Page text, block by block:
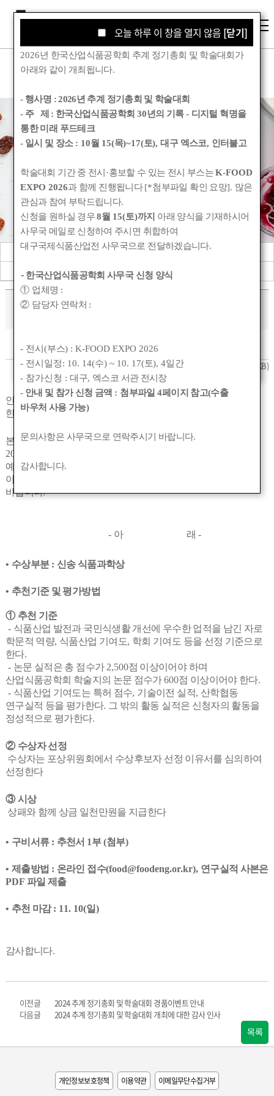
학회소식
Korean Society for Food Engineering
공지사항
관련기관소식
회원동정
2024 신송 식품과학상 수상후보자 추천 안내
작성자 :관리자 작성일 :2024-10-24 20:14
[신송 식품과학상] 추천서 양식.hwp
(0KB)
안녕하세요
한국산업식품공학회입니다
본 학회에서는 정관 제4조 4항 및 포상위원회 규정에 따라
2024
예정이오니,
아래 사항에 의거하여 적합한 후보자를 추천하여 주시기
바랍니다.
- 아 래-
• 수상부분 : 신송 식품과학상
• 추천기준 및 평가방법
① 추천 기준
- 식품산업 발전과 국민식생활 개선에 우수한 업적을 남긴 자로
학문적 역량, 식품산업 기여도, 학회 기여도 등을 선정 기준으로
한다.
- 논문 실적은 총 점수가2,500점 이상이어야 하며
산업식품공학회 학술지의 논문 점수가600점 이상이어야 한다.
- 식품산업 기여도는 특허 점수, 기술이전 실적, 산학협동
연구실적 등을 평가한다. 그 밖의 활동 실적은 신청자의 활동을
정성적으로 평가한다.
② 수상자 선정
수상자는 포상위원회에서 수상후보자 선정 이유서를 심의하여
선정한다
③ 시상
상패와 함께 상금 일천만원을 지급한다
• 구비서류 : 추천서 1부(첨부)
• 제출방법 : 온라인 접수(food@foodeng.or.kr), 연구실적 사본은
PDF 파일 제출
• 추천 마감: 11. 10(일)
감사합니다.
이전글
2024 추계 정기총회 및 학술대회 경품이벤트 안내
다음글
2024 추계 정기총회 및 학술대회 개최에 대한 감사 인사
목록
개인정보보호정책 이용약관 이메일무단수집거부
오늘 하루 이 창을 열지 않음 [닫기]
오늘 하루 이 창을 열지 않음 [닫기]
2026년 한국산업식품공학회 추계 정기총회 및 학술대회가
아래와 같이 개최됩니다.
- 행사명 :2026년 추계 정기총회 및 학술대회
- 주 제 : 한국산업식품공학회 30년의 기록- 디지털 혁명을
통한 미래 푸드테크
- 일시 및 장소 : 10월 15(목)~17(토),대구 엑스코, 인터불고
학술대회 기간 중 전시 ·홍보할 수 있는 전시 부스는K-FOOD
EXPO 2026과 함께 진행됩니다[*첨부파일 확인 요망]. 많은
관심과 참여 부탁드립니다.
신청을 원하실 경우8월 15(토)까지 아래 양식을 기재하시어
사무국 메일로 신청하여 주시면 취합하여
대구국제식품산업전 사무국으로 전달하겠습니다.
- 한국산업식품공학회 사무국 신청 양식
① 업체명 :
② 담당자 연락처 :
- 전시(부스) : K-FOOD EXPO 2026
- 전시일정: 10. 14(수) ~ 10. 17(토), 4일간
- 참가신청 :대구, 엑스코 서관 전시장
- 안내 및 참가 신청 금액 : 첨부파일 4페이지 참고(수출
바우처 사용 가능)
문의사항은 사무국으로 연락주시기 바랍니다.
감사합니다.